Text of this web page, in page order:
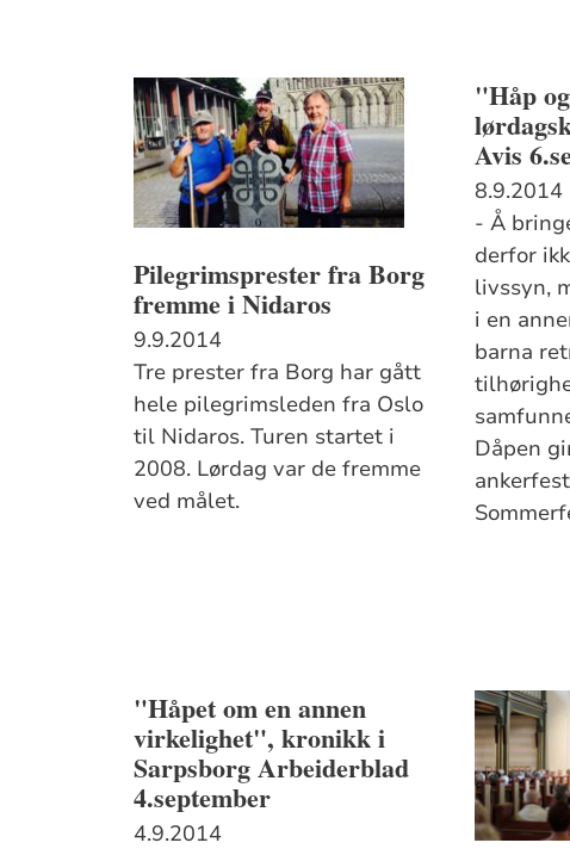
Pilegrimsprester fra Borg
fremme i Nidaros
9.9.2014
Tre prester fra Borg har gått
hele pilegrimsleden fra Oslo
til Nidaros. Turen startet i
2008. Lørdag var de fremme
ved målet.
"Håp
Avis
8.9.2014
- Å
derfor
livssyn,
i en
barna
Dåpen
"Håpet om en annen
virkelighet", kronikk i
Sarpsborg Arbeiderblad
4.september
4.9.2014